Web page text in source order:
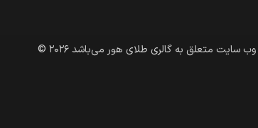
سایت متعلق به گالری طلای هور می‌باشد 2026 ©